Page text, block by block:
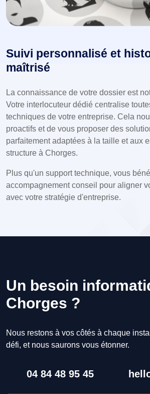
Suivi personnalisé et
maîtrisé
La connaissance de votre dossier est
Votre interlocuteur dédié centralise
techniques de votre entreprise. Cela
proactifs et de vous proposer des
parfaitement adaptées à la taille et aux
structure à Chorges.
Plus qu'un support technique, vous
accompagnement conseil pour aligner
avec votre stratégie d'entreprise.
Un besoin
Chorges ?
Nous restons à vos côtés à chaque
défi, et nous saurons vous étonner.
04 84 48 95 45